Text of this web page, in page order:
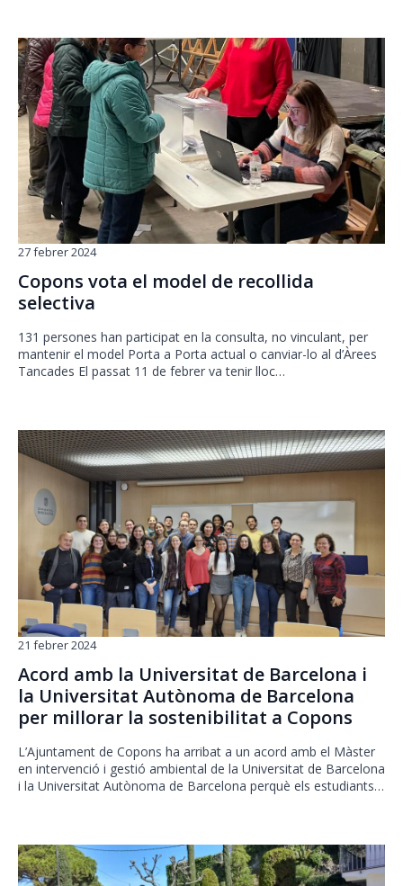
Copons vota el model de recollida
selectiva
27 febrer 2024
131 persones han participat en la consulta, no vinculant, per
mantenir el model Porta a Porta actual o canviar-lo al d’Àrees
Tancades El passat 11 de febrer va tenir lloc…
Acord amb la Universitat de Barcelona i
la Universitat Autònoma de Barcelona
per millorar la sostenibilitat a Copons
21 febrer 2024
L’Ajuntament de Copons ha arribat a un acord amb el Màster
en intervenció i gestió ambiental de la Universitat de Barcelona
i la Universitat Autònoma de Barcelona perquè els estudiants…